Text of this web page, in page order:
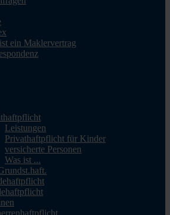
ein Maklervertrag
Leistungen
Privathaftpflicht für Kinder
versicherte Personen
Was ist ...